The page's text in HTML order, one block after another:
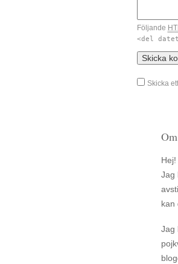
Följande
<del
Skicka
Hej!
Jag
kan
Jag